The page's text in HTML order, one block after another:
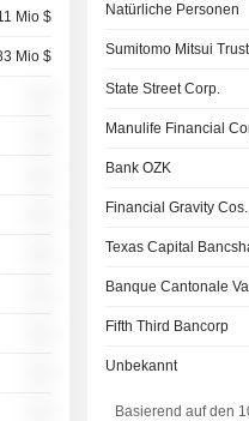
Mio $
Mio $
Natürliche Personen
Sumitomo Mitsui
State Street Corp.
Manulife Financial
Bank OZK
Financial Gravity
Texas Capital
Banque Cantonale
Fifth Third Bancorp
Unbekannt
Basierend auf den